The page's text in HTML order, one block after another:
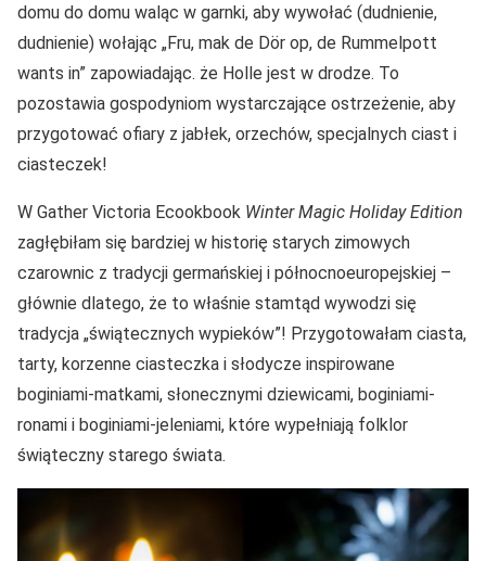
domu do domu waląc w garnki, aby wywołać (dudnienie,
dudnienie) wołając „Fru, mak de Dör op, de Rummelpott
wants in” zapowiadając. że Holle jest w drodze. To
pozostawia gospodyniom wystarczające ostrzeżenie, aby
przygotować ofiary z jabłek, orzechów, specjalnych ciast i
ciasteczek!
W Gather Victoria Ecookbook Winter Magic Holiday Edition
zagłębiłam się bardziej w historię starych zimowych
czarownic z tradycji germańskiej i północnoeuropejskiej –
głównie dlatego, że to właśnie stamtąd wywodzi się
tradycja „świątecznych wypieków”! Przygotowałam ciasta,
tarty, korzenne ciasteczka i słodycze inspirowane
boginiami-matkami, słonecznymi dziewicami, boginiami-
ronami i boginiami-jeleniami, które wypełniają folklor
świąteczny starego świata.